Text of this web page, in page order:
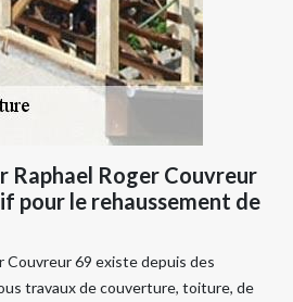
Raphael Roger Couvreur
pour le rehaussement de
Couvreur 69 existe depuis des
travaux de couverture, toiture, de